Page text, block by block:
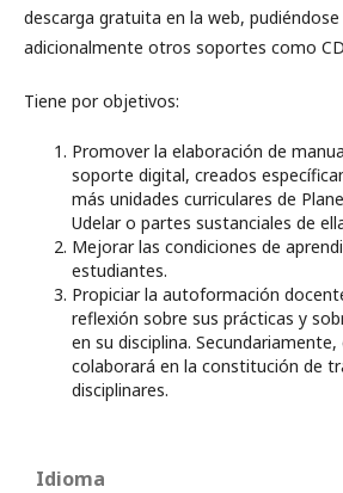
descarga gratuita en la web,
adicionalmente otros soportes como
Tiene por objetivos:
Promover la elaboración de
soporte digital, creados
más unidades curriculares de
Udelar o partes sustanciales de
Mejorar las condiciones de
estudiantes.
Propiciar la autoformación
reflexión sobre sus prácticas y
en su disciplina.
colaborará en la constitución de
disciplinares.
Idioma